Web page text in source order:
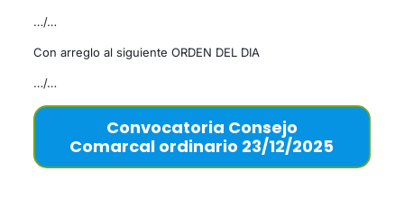
…/…
Con arreglo al siguiente ORDEN DEL DIA
…/…
Convocatoria Consejo
Comarcal ordinario 23/12/2025